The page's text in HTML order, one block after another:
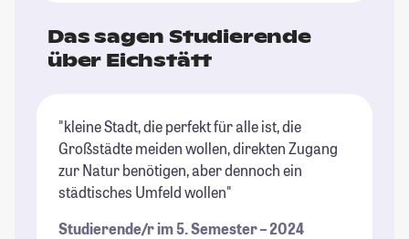
Das sagen Studierende
über Eichstätt
"kleine Stadt, die perfekt für alle ist, die
Großstädte meiden wollen, direkten Zugang
zur Natur benötigen, aber dennoch ein
städtisches Umfeld wollen"
Studierende/r im 5. Semester – 2024